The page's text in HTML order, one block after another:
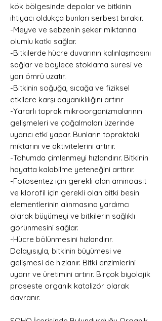
kök bölgesinde depolar ve bitkinin
ihtiyacı oldukça bunları serbest bırakır.
-Meyve ve sebzenin şeker miktarına
olumlu katkı sağlar.
-Bitkilerde hücre duvarının kalınlaşmasını
sağlar ve böylece stoklama süresi ve
yarı ömrü uzatır.
-Bitkinin soğuğa, sıcağa ve fiziksel
etkilere karşı dayanıklılığını artırır
-Yararlı toprak mikroorganizmalarının
gelişmeleri ve çoğalmaları üzerinde
uyarıcı etki yapar. Bunların topraktaki
miktarını ve aktivitelerini artırır.
-Tohumda çimlenmeyi hızlandırır. Bitkinin
hayatta kalabilme yeteneğini arttırır.
-Fotosentez için gerekli olan aminoasit
ve klorofil için gerekli olan bitki besin
elementlerinin alınmasına yardımcı
olarak büyümeyi ve bitkilerin sağlıklı
görünmesini sağlar.
-Hücre bölünmesini hızlandırır.
Dolayısıyla, bitkinin büyümesi ve
gelişmesi de hızlanır. Bitki enzimlerini
uyarır ve üretimini artırır. Birçok biyolojik
proseste organik katalizör olarak
davranır.